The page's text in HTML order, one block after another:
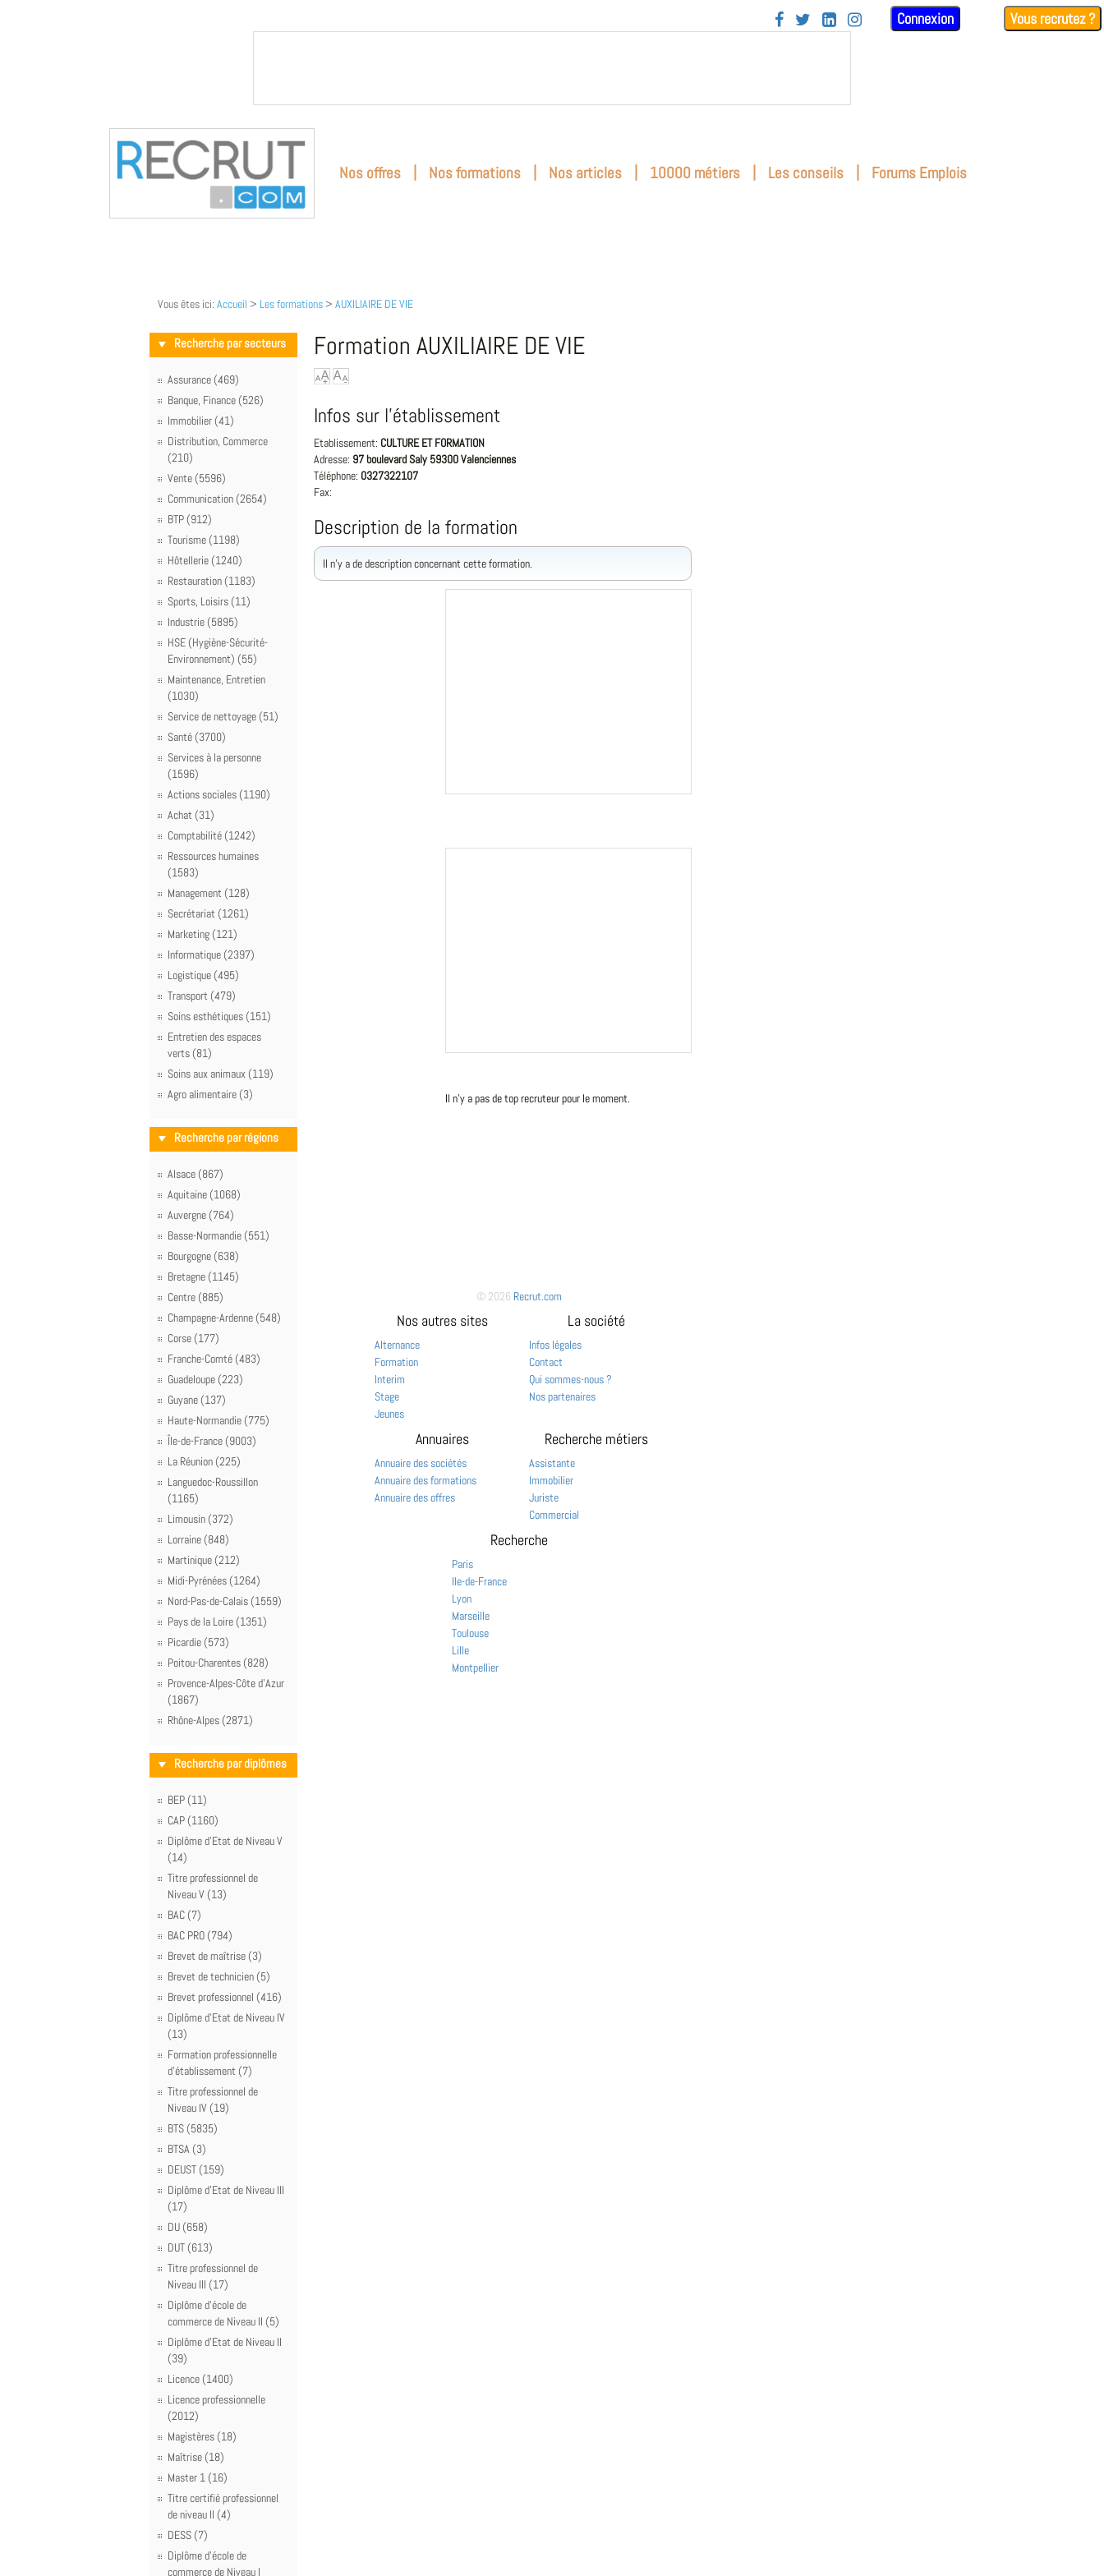
    Connexion Vous recrutez ?
Nos offres | Nos formations | Nos articles | 10000 métiers | Les conseils | Forums Emplois
Vous êtes ici: Accueil > Les formations > AUXILIAIRE DE VIE
Recherche par secteurs
Assurance (469)
Banque, Finance (526)
Immobilier (41)
Distribution, Commerce
(210)
Vente (5596)
Communication (2654)
BTP (912)
Tourisme (1198)
Hôtellerie (1240)
Restauration (1183)
Sports, Loisirs (11)
Industrie (5895)
HSE (Hygiène-Sécurité-
Environnement) (55)
Maintenance, Entretien
(1030)
Service de nettoyage (51)
Santé (3700)
Services à la personne
(1596)
Actions sociales (1190)
Achat (31)
Comptabilité (1242)
Ressources humaines
(1583)
Management (128)
Secrétariat (1261)
Marketing (121)
Informatique (2397)
Logistique (495)
Transport (479)
Soins esthétiques (151)
Entretien des espaces
verts (81)
Soins aux animaux (119)
Agro alimentaire (3)
Recherche par régions
Alsace (867)
Aquitaine (1068)
Auvergne (764)
Basse-Normandie (551)
Bourgogne (638)
Bretagne (1145)
Centre (885)
Champagne-Ardenne (548)
Corse (177)
Franche-Comté (483)
Guadeloupe (223)
Guyane (137)
Haute-Normandie (775)
Île-de-France (9003)
La Réunion (225)
Languedoc-Roussillon
(1165)
Limousin (372)
Lorraine (848)
Martinique (212)
Midi-Pyrénées (1264)
Nord-Pas-de-Calais (1559)
Pays de la Loire (1351)
Picardie (573)
Poitou-Charentes (828)
Provence-Alpes-Côte d'Azur
(1867)
Rhône-Alpes (2871)
Recherche par diplômes
BEP (11)
CAP (1160)
Diplôme d'Etat de Niveau V
(14)
Titre professionnel de
Niveau V (13)
BAC (7)
BAC PRO (794)
Brevet de maîtrise (3)
Brevet de technicien (5)
Brevet professionnel (416)
Diplôme d'Etat de Niveau IV
(13)
Formation professionnelle
d'établissement (7)
Titre professionnel de
Niveau IV (19)
BTS (5835)
BTSA (3)
DEUST (159)
Diplôme d'Etat de Niveau III
(17)
DU (658)
DUT (613)
Titre professionnel de
Niveau III (17)
Diplôme d'école de
commerce de Niveau II (5)
Diplôme d'Etat de Niveau II
(39)
Licence (1400)
Licence professionnelle
(2012)
Magistères (18)
Maîtrise (18)
Master 1 (16)
Titre certifié professionnel
de niveau II (4)
DESS (7)
Diplôme d'école de
commerce de Niveau I
Formation AUXILIAIRE DE VIE
Infos sur l'établissement
Etablissement: CULTURE ET FORMATION
Adresse: 97 boulevard Saly 59300 Valenciennes
Téléphone: 0327322107
Fax:
Description de la formation
Il n'y a de description concernant cette formation.
Il n'y a pas de top recruteur pour le moment.
© 2026 Recrut.com
Nos autres sites
Alternance
Formation
Interim
Stage
Jeunes
La société
Infos légales
Contact
Qui sommes-nous ?
Nos partenaires
Annuaires
Annuaire des sociétés
Annuaire des formations
Annuaire des offres
Recherche métiers
Assistante
Immobilier
Juriste
Commercial
Recherche
Paris
Ile-de-France
Lyon
Marseille
Toulouse
Lille
Montpellier